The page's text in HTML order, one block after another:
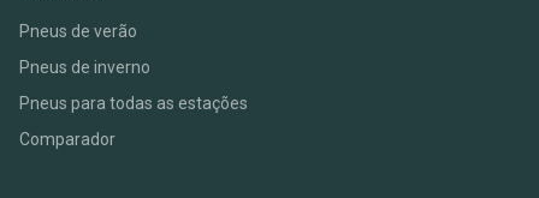
Pneus de verão
Pneus de inverno
Pneus para todas as estações
Comparador